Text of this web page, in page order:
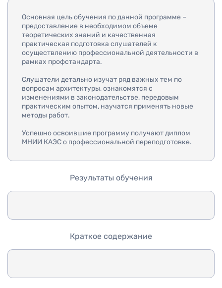
Основная цель обучения по данной программе –
предоставление в необходимом объеме
теоретических знаний и качественная
практическая подготовка слушателей к
осуществлению профессиональной деятельности в
рамках профстандарта.
Слушатели детально изучат ряд важных тем по
вопросам архитектуры, ознакомятся с
изменениями в законодательстве, передовым
практическим опытом, научатся применять новые
методы работ.
Успешно освоившие программу получают диплом
МНИИ КАЭС о профессиональной переподготовке.
Результаты обучения
Краткое содержание